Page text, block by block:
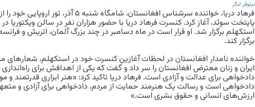
نیلوفر لنگر
فرهاد دریا، خواننده سرشناس افغانستان، شامگاه شنبه ۵ آذر،
پایتخت سوئد، آغاز کرد. کنسرت فرهاد دریا با حضور هزاران نفر در سالن ویکتوریا
استکهلم برگزار شد. او قرار است در ماه دسامبر در چند بزرگ آلمان، اتریش و
برگزار کند.
خواننده نامدار افغانستان در لحظات آغازین کنسرت خود در استکهلم،
ایران و زنان معترض افغانستان را سر داد و گفت که یکی از اهدافش برای راه‌اندازی
دادخواهی برای عدالت و آزادی است. فرهاد دریا تاکید کرد: «هنر ابزاری قدرتمند و
دادخواهی است و رسالت یک هنرمند حمایت از مردم، دادخواهی برای آزادی و
ارزش‌های انسانی و حقوق بشری است.»